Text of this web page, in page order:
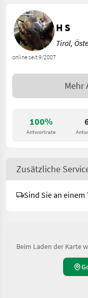
100%
Antwortrate
online seit 9/2007
H S
Tirol,
Mehr
Zusätzliche
Sind Sie an
Beim Laden der Karte